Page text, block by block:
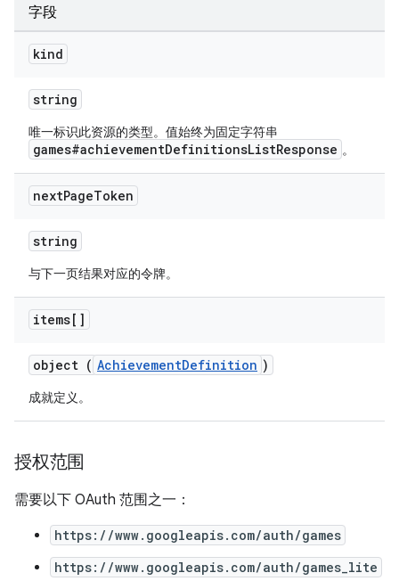
字段
kind
string
唯一标识此资源的类型。值始终为固定字符串
games#achievementDefinitionsListResponse 。
nextPageToken
string
与下一页结果对应的令牌。
items[]
object ( AchievementDefinition )
成就定义。
授权范围
需要以下 OAuth 范围之一：
https://www.googleapis.com/auth/games
https://www.googleapis.com/auth/games_lite